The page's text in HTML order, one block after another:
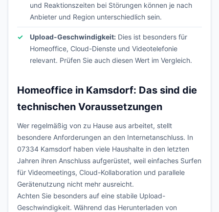
und Reaktionszeiten bei Störungen können je nach
Anbieter und Region unterschiedlich sein.
Upload-Geschwindigkeit: Dies ist besonders für
Homeoffice, Cloud-Dienste und Videotelefonie
relevant. Prüfen Sie auch diesen Wert im Vergleich.
Homeoffice in Kamsdorf: Das sind die
technischen Voraussetzungen
Wer regelmäßig von zu Hause aus arbeitet, stellt
besondere Anforderungen an den Internetanschluss. In
07334 Kamsdorf haben viele Haushalte in den letzten
Jahren ihren Anschluss aufgerüstet, weil einfaches Surfen
für Videomeetings, Cloud-Kollaboration und parallele
Gerätenutzung nicht mehr ausreicht.
Achten Sie besonders auf eine stabile Upload-
Geschwindigkeit. Während das Herunterladen von